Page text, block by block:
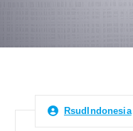
RsudIndonesia